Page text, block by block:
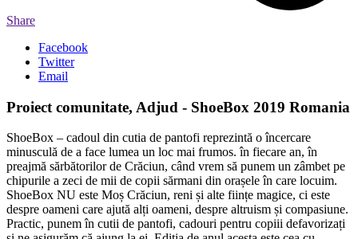
Share
Facebook
Twitter
Email
Proiect comunitate, Adjud - ShoeBox 2019 Romania
ShoeBox – cadoul din cutia de pantofi reprezintă o încercare
minusculă de a face lumea un loc mai frumos. în fiecare an, în
preajmă sărbătorilor de Crăciun, când vrem să punem un zâmbet pe
chipurile a zeci de mii de copii sărmani din orașele în care locuim.
ShoeBox NU este Moș Crăciun, reni și alte ființe magice, ci este
despre oameni care ajută alți oameni, despre altruism și compasiune.
Practic, punem în cutii de pantofi, cadouri pentru copiii defavorizați